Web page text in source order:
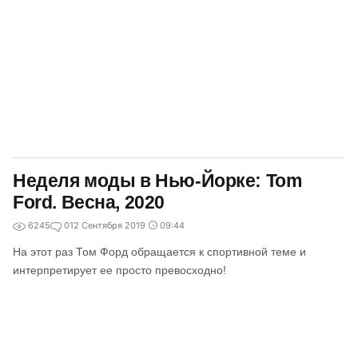
Неделя моды в Нью-Йорке: Tom
Ford. Весна, 2020
6245 012 Сентября 2019 09:44
На этот раз Том Форд обращается к спортивной теме и
интерпретирует ее просто превосходно!